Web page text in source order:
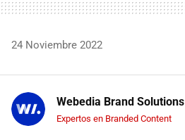
24 Noviembre 2022
Webedia Brand Solutions
Expertos en Branded Content